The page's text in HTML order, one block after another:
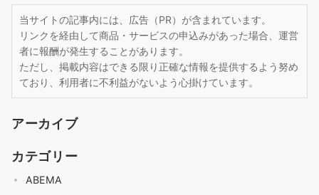
当サイトの記事内には、広告（PR）が含まれています。
リンクを経由して商品・サービスの申込みがあった場合、運営
者に報酬が発生することがあります。
ただし、掲載内容はできる限り正確な情報を提供するよう努め
ており、利用者に不利益がないよう心掛けています。
アーカイブ
カテゴリー
ABEMA